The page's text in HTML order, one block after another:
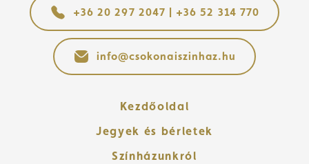
+36 20 297 2047 | +36 52 314 770
info@csokonaiszinhaz.hu
Kezdőoldal
Jegyek és bérletek
Színházunkról